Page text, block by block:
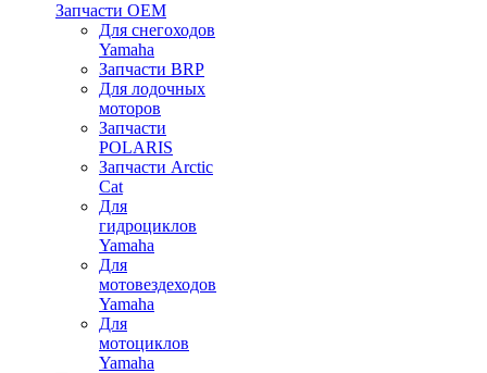
Запчасти OEM
Для снегоходов
Yamaha
Запчасти BRP
Для лодочных
моторов
Запчасти
POLARIS
Запчасти Arctic
Cat
Для
гидроциклов
Yamaha
Для
мотовездеходов
Yamaha
Для
мотоциклов
Yamaha